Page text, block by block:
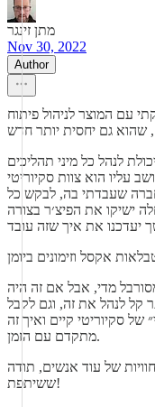
מתן זינגר
Nov 30, 2022
Author
עם המוצר לניהול פיתוח
לנהל כל מיני תהליכים
עליו הוא צוות סקיוריטי
שעבדתי בה, לבקש כל
ישיקו את הפיצ׳ר בצורה
מדי, אבל אם זה היה
קל לנהל את זה, וגם לקבל
סקיוריטי קיים ואיך זה
מתקדם עם הזמן.
של עוד אנשים, תודה
ששיתפת!